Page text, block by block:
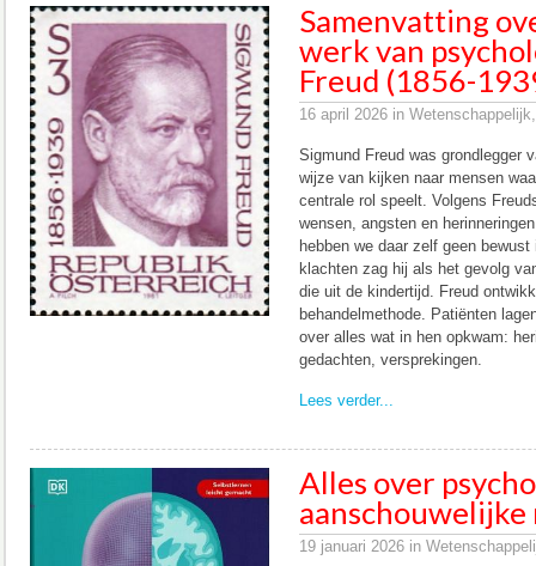
Samenvatting
werk van
Freud (1856-
16 april 2026 in
Sigmund Freud was grondlegger
wijze van kijken naar mensen
centrale rol speelt. Volgens
wensen, angsten en
hebben we daar zelf geen
klachten zag hij als het gevolg
die uit de kindertijd. Freud
behandelmethode. Patiënten
over alles wat in hen opkwam:
gedachten, versprekingen.
Lees verder...
Alles over
aanschouwelijke
19 januari 2026 in